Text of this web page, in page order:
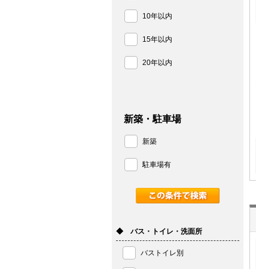
10年以内
15年以内
20年以内
新築・駐車場
新築
駐車場有
◆ バス・トイレ・洗面所
バストイレ別